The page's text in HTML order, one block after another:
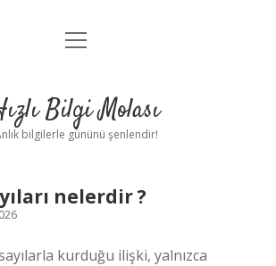
Anasayfa
Yasal Uyarı
menüyü
Bilgi Molası
bilgilerle gününü şenlendir!
nelerdir ?
kurduğu ilişki, yalnızca